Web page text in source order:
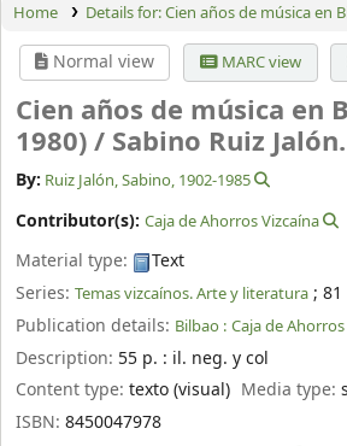
Home Details for:Cien años de música en
Normal view MARC view
Cien años de música en
1980) / Sabino Ruiz Jalón.
By: Ruiz Jalón, Sabino, 1902-1985
Contributor(s): Caja de Ahorros Vizcaína
Material type:
Text
Series: Temas vizcaínos. Arte y literatura ; 81
Publication details: Bilbao : Caja de
Description: 55 p. : il. neg. y col
Content type: texto (visual) Media type:
ISBN: 8450047978